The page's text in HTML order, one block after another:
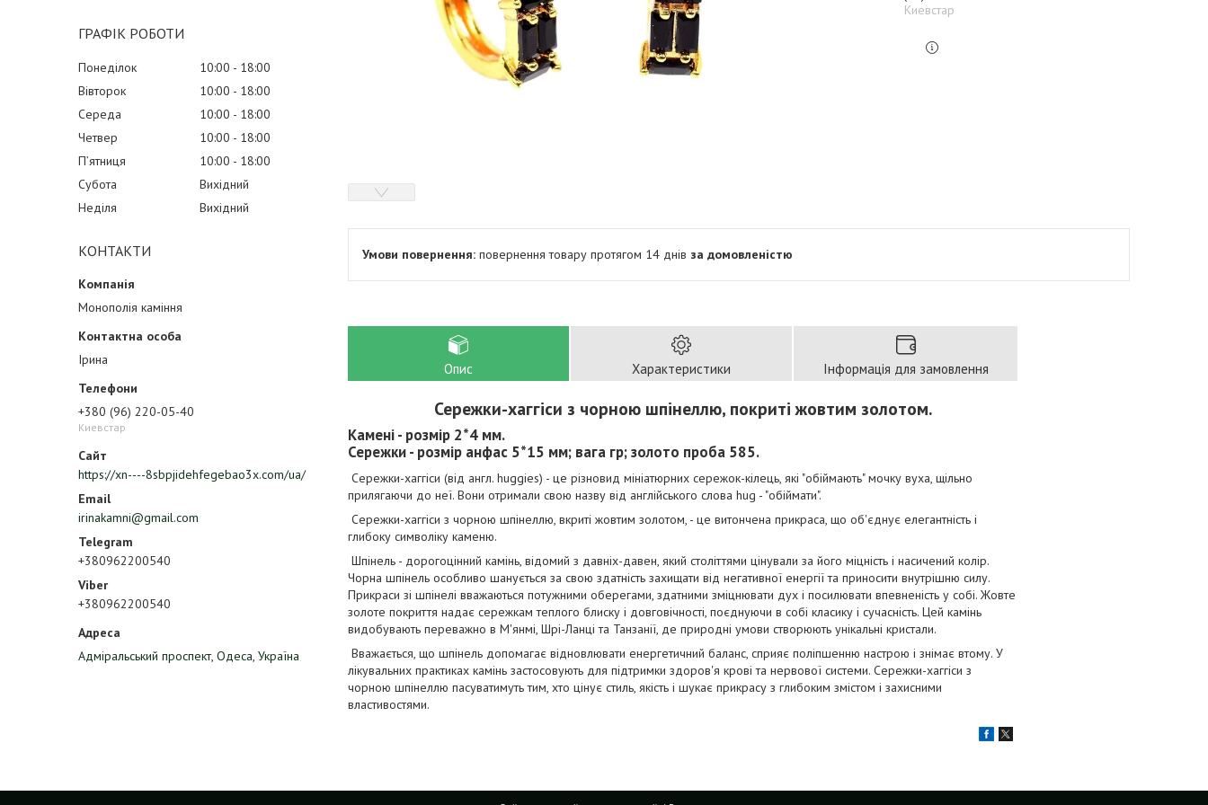
ГРАФІК РОБОТИ
Понеділок 10:00
18:00
Вівторок
10:00
18:00
Середа
10:00
18:00
Четвер
10:00
18:00
Пʼятниця
10:00
18:00
Субота
Вихідний
Неділя
Вихідний
КОНТАКТИ
Монополія каміння
Ірина
+380 (96) 220-05-40
Киевстар
https://xn----8sbpjidehfegebao3x.com/ua/
irinakamni@gmail.com
+380962200540
+380962200540
Адміральський проспект, Одеса, Україна
Киевстар
повернення товару протягом 14 днів за домовленістю
Опис Характеристики Інформація для замовлення
Сережки-хаггіси з чорною шпінеллю, покриті жовтим золотом.
Камені - розмір 2*4 мм.
Сережки - розмір анфас 5*15 мм; вага гр; золото проба 585.
Сережки-хаггіси (від англ. huggies) - це різновид мініатюрних сережок-кілець, які "обіймають" мочку вуха, щільно
прилягаючи до неї. Вони отримали свою назву від англійського слова hug - "обіймати".
Сережки-хаггіси з чорною шпінеллю, вкриті жовтим золотом, - це витончена прикраса, що об'єднує елегантність і
глибоку символіку каменю.
Шпінель - дорогоцінний камінь, відомий з давніх-давен, який століттями цінували за його міцність і насичений колір.
Чорна шпінель особливо шанується за свою здатність захищати від негативної енергії та приносити внутрішню силу.
Прикраси зі шпінелі вважаються потужними оберегами, здатними зміцнювати дух і посилювати впевненість у собі. Жовте
золоте покриття надає сережкам теплого блиску і довговічності, поєднуючи в собі класику і сучасність. Цей камінь
видобувають переважно в М'янмі, Шрі-Ланці та Танзанії, де природні умови створюють унікальні кристали.
Вважається, що шпінель допомагає відновлювати енергетичний баланс, сприяє поліпшенню настрою і знімає втому. У
лікувальних практиках камінь застосовують для підтримки здоров'я крові та нервової системи. Сережки-хаггіси з
чорною шпінеллю пасуватимуть тим, хто цінує стиль, якість і шукає прикрасу з глибоким змістом і захисними
властивостями.